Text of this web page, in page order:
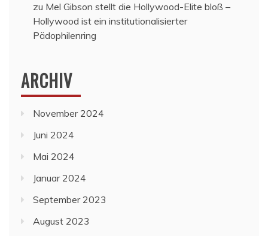
zu Mel Gibson stellt die Hollywood-Elite bloß –
Hollywood ist ein institutionalisierter
Pädophilenring
ARCHIV
November 2024
Juni 2024
Mai 2024
Januar 2024
September 2023
August 2023